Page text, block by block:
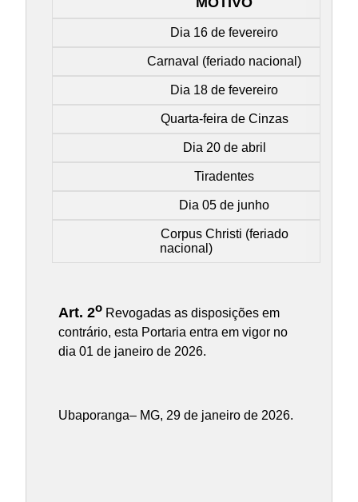
Dia 16 de fevereiro
Carnaval (feriado nacional)
Dia 18 de fevereiro
Quarta-feira de Cinzas
Dia 20 de abril
Tiradentes
Dia 05 de junho
Corpus Christi (feriado
nacional)
Art. 2o Revogadas as disposições em
contrário, esta Portaria entra em vigor no
dia 01 de janeiro de 2026.
Ubaporanga– MG, 29 de janeiro de 2026.